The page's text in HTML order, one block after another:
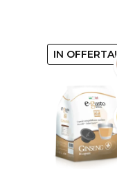
IN OFFERTA!